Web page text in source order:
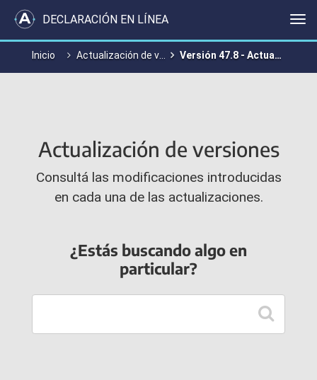
DECLARACIÓN EN LÍNEA
Inicio Actualización de versiones Versión 47.8 - Actualización
Actualización de versiones
Consultá las modificaciones introducidas
en cada una de las actualizaciones.
¿Estás buscando algo en
particular?